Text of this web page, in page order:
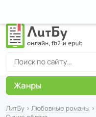
ЛитБу › Любовные романы ›
Жанры